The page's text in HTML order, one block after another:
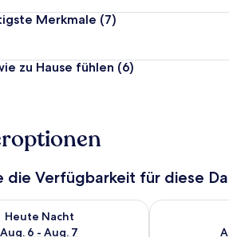
Merkmale (7)
zu Hause fühlen (6)
die Verfügbarkeit für diese
Heute Nacht
Aug. 6 - Aug. 7
Verfügbarkeit für heute Nacht, Aug. 6
Überprüfe